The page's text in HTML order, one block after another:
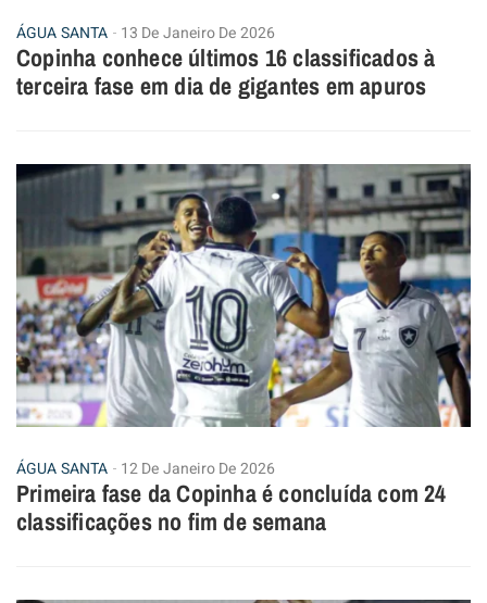
ÁGUA SANTA 13 De Janeiro De 2026
Copinha conhece últimos 16 classificados à
terceira fase em dia de gigantes em apuros
ÁGUA SANTA 12 De Janeiro De 2026
Primeira fase da Copinha é concluída com 24
classificações no fim de semana